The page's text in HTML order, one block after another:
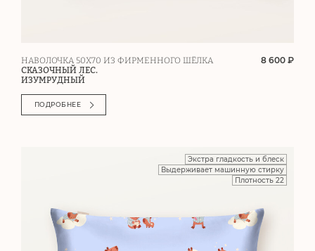
НАВОЛОЧКА 50Х70 ИЗ ФИРМЕННОГО ШЁЛКА
СКАЗОЧНЫЙ ЛЕС.
ИЗУМРУДНЫЙ
8 600 ₽
ПОДРОБНЕЕ
Экстра гладкость и блеск
Выдерживает машинную стирку
Плотность 22
ДАЮ СОГЛАСИЕ НА ПОЛУЧЕНИЕ
СОГЛАСИЕ НА ОБРАБОТКУ